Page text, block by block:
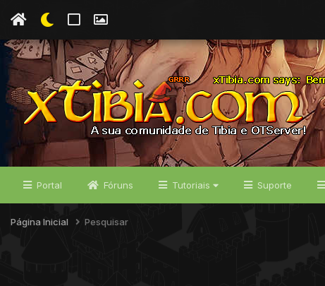
Portal Fóruns Tutoriais Suporte
Página Inicial Pesquisar